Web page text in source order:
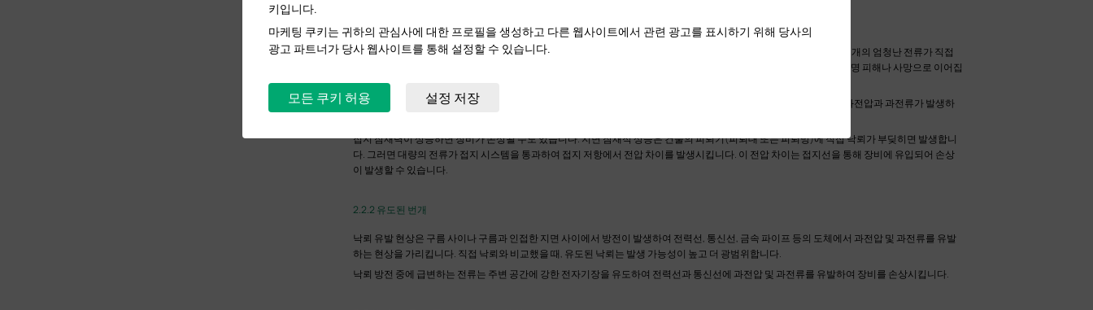
직접 낙뢰 현상은 구름과 건물 또는 나무와 같은 지상의 돌출된 물체 사이에 직접 방전이 발생하는 현상을 가리킵니다. 번개의 엄청난 전류가 직접
이러한 물체를 통해 땅에 들어갈 수 있기 때문에 번개는 종종 방전 경로를 따라 물체에 심각한 손상을 일으키고 심지어 인명 피해나 사망으로 이어집
니다.
번개가 전력선이나 외부에서 건물에 들어오는 통신선에 직접 부딪히면 장비 전원 공급 장치나 네트워크 인터페이스에 과전압과 과전류가 발생하
접지 잠재력이 상승하면 장비가 손상될 수도 있습니다. 지면 잠재적 상승은 건물의 피뢰기(피뢰대 또는 피뢰망)에 직접 낙뢰가 부딪히면 발생합니
다. 그러면 대량의 전류가 접지 시스템을 통과하여 접지 저항에서 전압 차이를 발생시킵니다. 이 전압 차이는 접지선을 통해 장비에 유입되어 손상
이 발생할 수 있습니다.
2.2.2 유도된 번개
낙뢰 유발 현상은 구름 사이나 구름과 인접한 지면 사이에서 방전이 발생하여 전력선, 통신선, 금속 파이프 등의 도체에서 과전압 및 과전류를 유발
하는 현상을 가리킵니다. 직접 낙뢰와 비교했을 때, 유도된 낙뢰는 발생 가능성이 높고 더 광범위합니다.
낙뢰 방전 중에 급변하는 전류는 주변 공간에 강한 전자기장을 유도하여 전력선과 통신선에 과전압 및 과전류를 유발하여 장비를 손상시킵니다.
키입니다.
마케팅 쿠키는 귀하의 관심사에 대한 프로필을 생성하고 다른 웹사이트에서 관련 광고를 표시하기 위해 당사의
광고 파트너가 당사 웹사이트를 통해 설정할 수 있습니다.
모든 쿠키 허용 설정 저장